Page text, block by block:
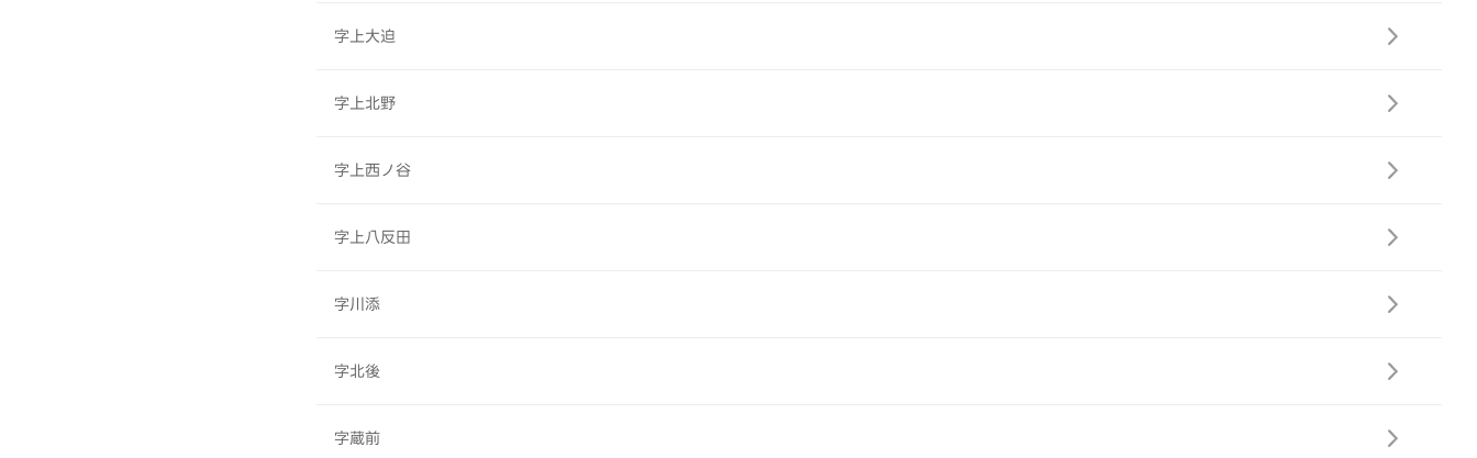
字上大迫
字上北野
字上西ノ谷
字上八反田
字川添
字北後
字蔵前